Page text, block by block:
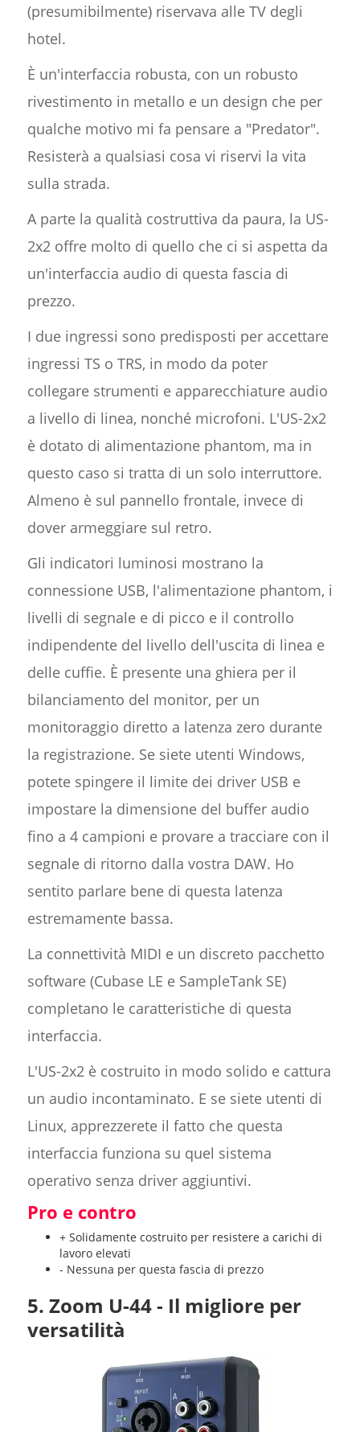
(presumibilmente) riservava alle TV degli
hotel.
È un'interfaccia robusta, con un robusto
rivestimento in metallo e un design che per
qualche motivo mi fa pensare a "Predator".
Resisterà a qualsiasi cosa vi riservi la vita
sulla strada.
A parte la qualità costruttiva da paura, la US-
2x2 offre molto di quello che ci si aspetta da
un'interfaccia audio di questa fascia di
prezzo.
I due ingressi sono predisposti per accettare
ingressi TS o TRS, in modo da poter
collegare strumenti e apparecchiature audio
a livello di linea, nonché microfoni. L'US-2x2
è dotato di alimentazione phantom, ma in
questo caso si tratta di un solo interruttore.
Almeno è sul pannello frontale, invece di
dover armeggiare sul retro.
Gli indicatori luminosi mostrano la
connessione USB, l'alimentazione phantom, i
livelli di segnale e di picco e il controllo
indipendente del livello dell'uscita di linea e
delle cuffie. È presente una ghiera per il
bilanciamento del monitor, per un
monitoraggio diretto a latenza zero durante
la registrazione. Se siete utenti Windows,
potete spingere il limite dei driver USB e
impostare la dimensione del buffer audio
fino a 4 campioni e provare a tracciare con il
segnale di ritorno dalla vostra DAW. Ho
sentito parlare bene di questa latenza
estremamente bassa.
La connettività MIDI e un discreto pacchetto
software (Cubase LE e SampleTank SE)
completano le caratteristiche di questa
interfaccia.
L'US-2x2 è costruito in modo solido e cattura
un audio incontaminato. E se siete utenti di
Linux, apprezzerete il fatto che questa
interfaccia funziona su quel sistema
operativo senza driver aggiuntivi.
Pro e contro
+ Solidamente costruito per resistere a carichi di
lavoro elevati
- Nessuna per questa fascia di prezzo
5. Zoom U-44 - Il migliore per
versatilità